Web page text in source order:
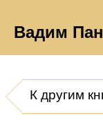
Вадим
К другим